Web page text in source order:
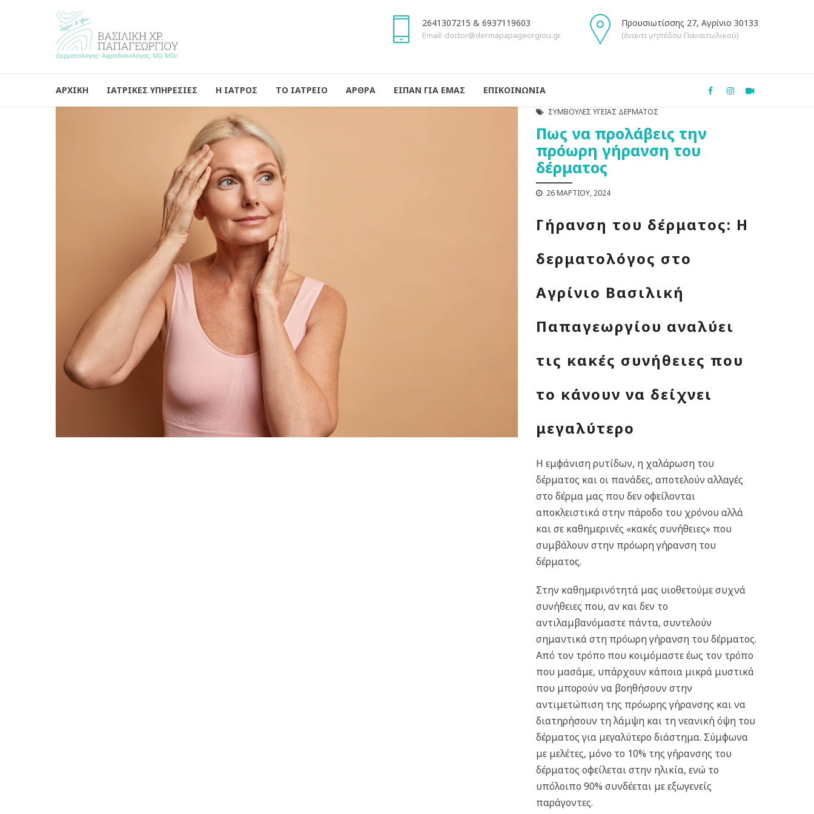
2641307215 & 6937119603
Email: doctor@dermapapageorgiou.gr
Προυσιωτίσσης 27, Αγρίνιο 30133
(έναντι γηπέδου Παναιτωλικού)
ΑΡΧΙΚΗ ΙΑΤΡΙΚΕΣ ΥΠΗΡΕΣΙΕΣ Η ΙΑΤΡΟΣ ΤΟ ΙΑΤΡΕΙΟ ΑΡΘΡΑ ΕΙΠΑΝ ΓΙΑ ΕΜΑΣ ΕΠΙΚΟΙΝΩΝΙΑ
ΣΥΜΒΟΥΛΈΣ ΥΓΕΊΑΣ ΔΈΡΜΑΤΟΣ
Πως να προλάβεις την
πρόωρη γήρανση του
δέρματος
26 ΜΑΡΤΊΟΥ, 2024
Γήρανση του δέρματος: Η
δερματολόγος στο
Αγρίνιο Βασιλική
Παπαγεωργίου αναλύει
τις κακές συνήθειες που
το κάνουν να δείχνει
μεγαλύτερο
Η εμφάνιση ρυτίδων, η χαλάρωση του
δέρματος και οι πανάδες, αποτελούν αλλαγές
στο δέρμα μας που δεν οφείλονται
αποκλειστικά στην πάροδο του χρόνου αλλά
και σε καθημερινές «κακές συνήθειες» που
συμβάλουν στην πρόωρη γήρανση του
δέρματος.
Στην καθημερινότητά μας υιοθετούμε συχνά
συνήθειες που, αν και δεν το
αντιλαμβανόμαστε πάντα, συντελούν
σημαντικά στη πρόωρη γήρανση του δέρματος.
Από τον τρόπο που κοιμόμαστε έως τον τρόπο
που μασάμε, υπάρχουν κάποια μικρά μυστικά
που μπορούν να βοηθήσουν στην
αντιμετώπιση της πρόωρης γήρανσης και να
διατηρήσουν τη λάμψη και τη νεανική όψη του
δέρματος για μεγαλύτερο διάστημα. Σύμφωνα
με μελέτες, μόνο το 10% της γήρανσης του
δέρματος οφείλεται στην ηλικία, ενώ το
υπόλοιπο 90% συνδέεται με εξωγενείς
παράγοντες.